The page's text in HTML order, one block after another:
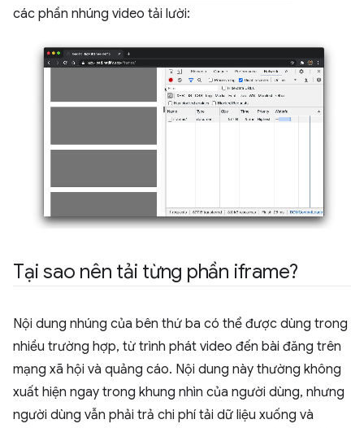
các phần nhúng video tải lười:
Tại sao nên tải từng phần iframe?
Nội dung nhúng của bên thứ ba có thể được dùng trong
nhiều trường hợp, từ trình phát video đến bài đăng trên
mạng xã hội và quảng cáo. Nội dung này thường không
xuất hiện ngay trong khung nhìn của người dùng, nhưng
người dùng vẫn phải trả chi phí tải dữ liệu xuống và